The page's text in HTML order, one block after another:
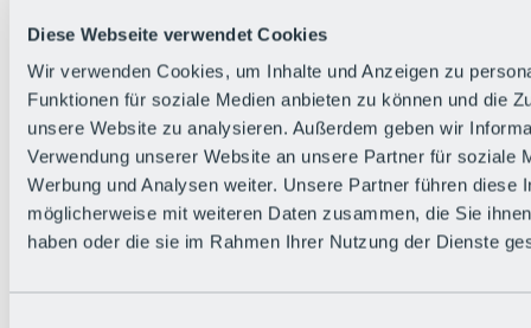
Diese Webseite verwendet Cookies
Wir verwenden Cookies, um Inhalte und Anzeigen zu
Funktionen für soziale Medien anbieten zu können und die
unsere Website zu analysieren. Außerdem geben wir
Verwendung unserer Website an unsere Partner für soziale
Werbung und Analysen weiter. Unsere Partner führen diese
möglicherweise mit weiteren Daten zusammen, die Sie
haben oder die sie im Rahmen Ihrer Nutzung der Dienste
Bürger:in werden
Bikepark-Rules
Bikepark-Partnerschaften
Nachhaltigkeit in der BRS
Bikepark & Tickets